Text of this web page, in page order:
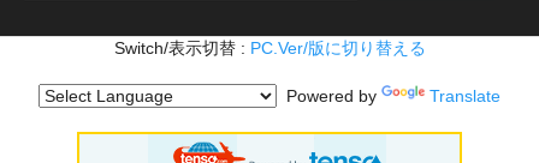
Switch/表示切替 : PC.Ver/版に切り替える
Powered by Translate